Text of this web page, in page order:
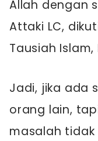
Allah dengan
Attaki LC,
Tausiah Islam,
Jadi, jika ada
orang lain,
masalah